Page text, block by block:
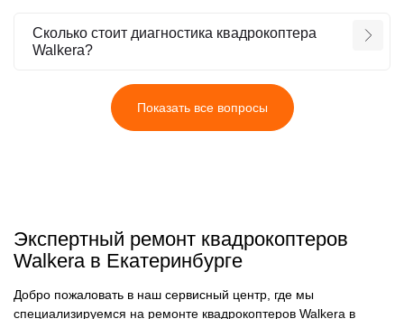
Сколько стоит диагностика квадрокоптера
Walkera?
Показать все вопросы
Экспертный ремонт квадрокоптеров
Walkera в Екатеринбурге
Добро пожаловать в наш сервисный центр, где мы
специализируемся на ремонте квадрокоптеров Walkera в